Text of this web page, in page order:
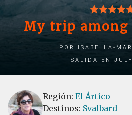
My trip among
por Isabella-
Salida en July
Región: El Ártico
Destinos: Svalbard